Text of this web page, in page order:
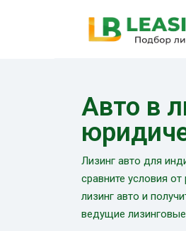
Авто в
Лизинг авто для
сравните условия
лизинг авто и
ведущие